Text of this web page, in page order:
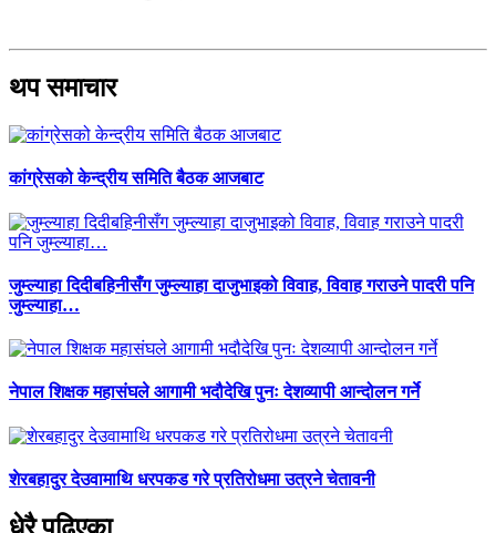
थप समाचार
कांग्रेसको केन्द्रीय समिति बैठक आजबाट
जुम्ल्याहा दिदीबहिनीसँग जुम्ल्याहा दाजुभाइको विवाह, विवाह गराउने पादरी पनि
जुम्ल्याहा…
नेपाल शिक्षक महासंघले आगामी भदौदेखि पुनः देशव्यापी आन्दोलन गर्ने
शेरबहादुर देउवामाथि धरपकड गरे प्रतिरोधमा उत्रने चेतावनी